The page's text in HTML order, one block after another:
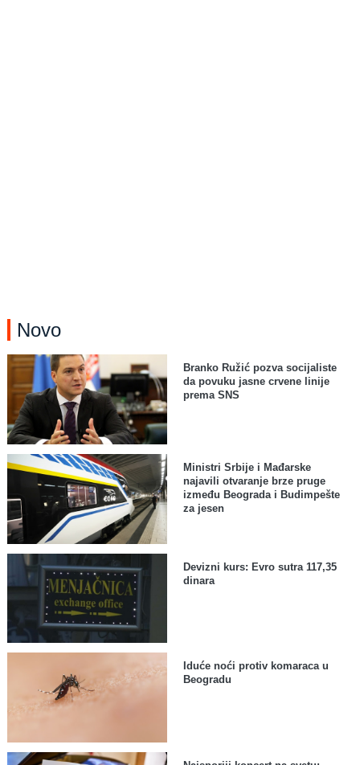
Novo
Branko Ružić pozva socijaliste
da povuku jasne crvene linije
prema SNS
Ministri Srbije i Mađarske
najavili otvaranje brze pruge
između Beograda i Budimpešte
za jesen
Devizni kurs: Evro sutra 117,35
dinara
Iduće noći protiv komaraca u
Beogradu